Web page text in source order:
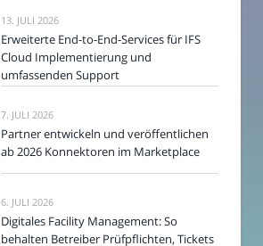
13. JULI 2026
Erweiterte End-to-End-Services für IFS
Cloud Implementierung und
umfassenden Support
7. JULI 2026
Partner entwickeln und veröffentlichen
ab 2026 Konnektoren im Marketplace
6. JULI 2026
Digitales Facility Management: So
behalten Betreiber Prüfpflichten, Tickets